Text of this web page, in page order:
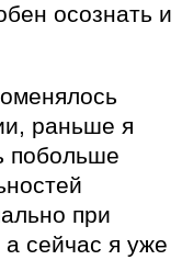
осознать и
раньше я
побольше
при
а сейчас я уже